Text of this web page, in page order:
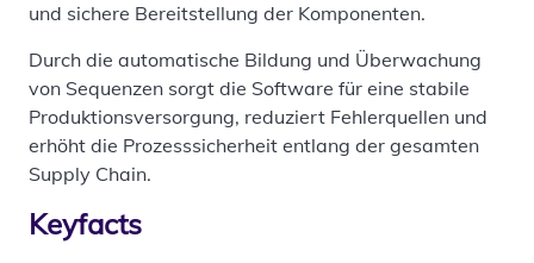
und sichere Bereitstellung der Komponenten.
Durch die automatische Bildung und Überwachung
von Sequenzen sorgt die Software für eine stabile
Produktionsversorgung, reduziert Fehlerquellen und
erhöht die Prozesssicherheit entlang der gesamten
Supply Chain.
Keyfacts